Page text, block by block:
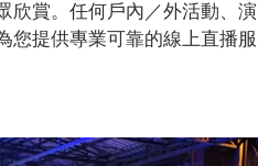
欣賞。任何戶內／外活動、演
您提供專業可靠的線上直播服